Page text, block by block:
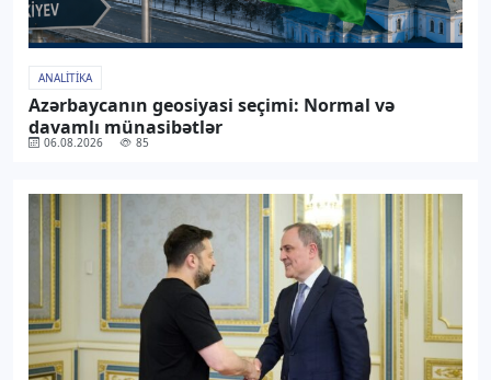
ANALITIKA
Azərbaycanın geosiyasi seçimi: Normal və
davamlı münasibətlər
06.08.2026 85